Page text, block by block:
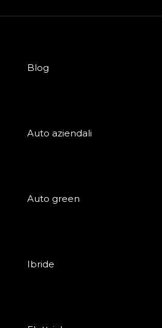
Blog
Auto aziendali
Auto green
Ibride